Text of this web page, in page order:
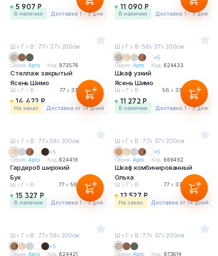
5 907 Р
в наличии Доставка 1 - 3 дня
11 090 Р
в наличии Доставка 1 - 3 дня
Ш х Г х В : 77х 37х 200см
Серия:Арго Код: 973576
Стеллаж закрытый
Ясень Шимо
Ш х Г х В : 77 х37 200 см
14 422 Р
На заказ Доставка от 14 дней
Ш х Г х В : 56х 37х 200см
+5
Серия: Арго Код: 624433
Шкаф узкий
Ясень Шимо
Ш х Г х В : 56 х 37 200 см
11 272 Р
в наличии Доставка 1 - 3 дня
Ш х Г х В : 77х 58х 200см
+5
Серия:Арго Код: 624419
Гардероб широкий
Бук
Ш х Г х В : 77 х58 200 см
15 327 Р
в наличии Доставка 1 - 3 дня
Ш х Г х В : 77х 37х 200см
+5
Серия: Арго Код: 666492
Шкаф комбинированный
Ольха
Ш х Г х В : 77 х 37 200 см
12 527 Р
На заказ Доставка от 14 дней
Ш х Г х В : 77х 58х 200см
+5
Серия:Арго Код: 624421
Ш х Г х В : 77х 37х 200см
Серия: Арго Код: 973614